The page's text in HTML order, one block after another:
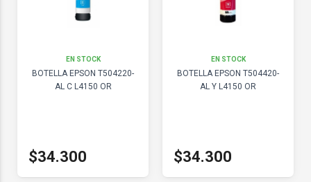
EN STOCK
BOTELLA EPSON T504220-
AL C L4150 OR
$34.300
EN STOCK
BOTELLA EPSON T504420-
AL Y L4150 OR
$34.300